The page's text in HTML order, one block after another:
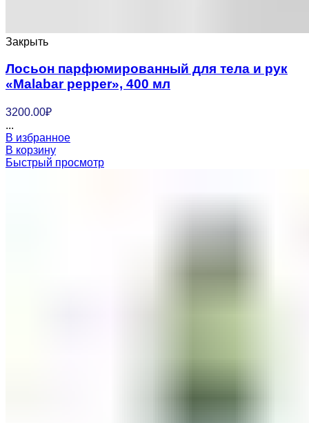
Закрыть
Лосьон парфюмированный для тела и рук
«Malabar pepper», 400 мл
3200.00₽
...
В избранное
В корзину
Быстрый просмотр